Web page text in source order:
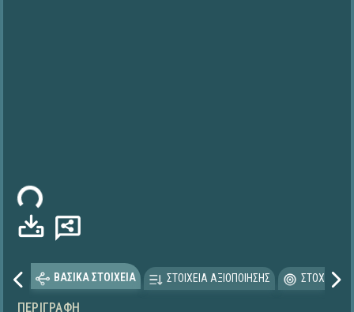
ΒΑΣΙΚΑ ΣΤΟΙΧΕΙΑ ΣΤΟΙΧΕΙΑ ΑΞΙΟΠΟΙΗΣΗΣ
ΠΕΡΙΓΡΑΦΉ